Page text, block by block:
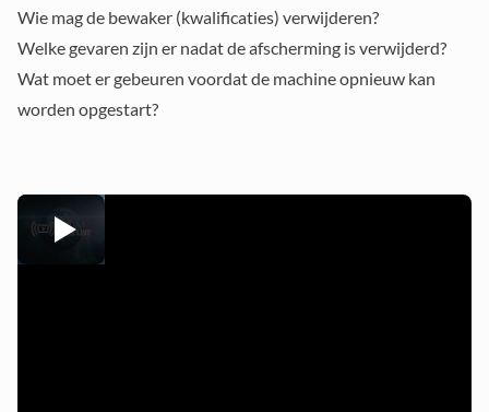
Wie magde bewaker (kwalificaties) verwijderen?
Welke gevaren zijn er nadat de afscherming is verwijderd?
Wat moet er gebeuren voordat de machine opnieuw kan
worden opgestart?